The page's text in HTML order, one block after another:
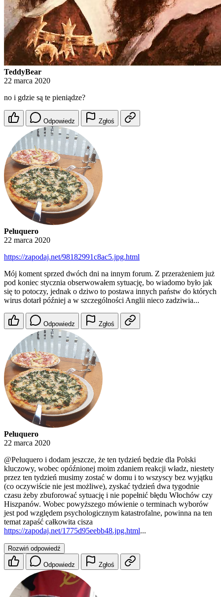
TeddyBear
22 marca 2020
no i gdzie są te pieniądze?
Odpowiedz Zgłoś
Peluquero
22 marca 2020
https://zapodaj.net/98182991c8ac5.jpg.html
Mój koment sprzed dwóch dni na innym forum. Z przerażeniem już
pod koniec stycznia obserwowałem sytuację, bo wiadomo było jak
się to potoczy, jednak o dziwo to postawa innych państw do których
wirus dotarł później a w szczególności Anglii nieco zadziwia...
Odpowiedz Zgłoś
Peluquero
22 marca 2020
@Peluquero i dodam jeszcze, że ten tydzień będzie dla Polski
kluczowy, wobec opóźnionej moim zdaniem reakcji władz, niestety
przez ten tydzień musimy zostać w domu i to wszyscy bez wyjątku
(co oczywiście nie jest możliwe), zyskać tydzień dwa tygodnie
czasu żeby zbuforować sytuację i nie popełnić błędu Włochów czy
Hiszpanów. Wobec powyższego mówienie o terminach wyborów
jest pod względem psychologicznym katastrofalne, powinna na ten
temat zapaść całkowita cisza
https://zapodaj.net/1775d95eebb48.jpg.html...
Rozwiń odpowiedź
Odpowiedz Zgłoś